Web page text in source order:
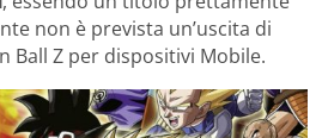
non è prevista un’uscita di
Ball Z per dispositivi Mobile.